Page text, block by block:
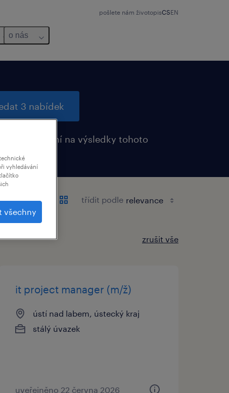
pošlete nám životopisCSEN
o nás
3 nabídek
upozornění na výsledky tohoto
třídit podle
zrušit vše
it project manager (m/ž)
ústí nad labem, ústecký kraj
stálý úvazek
uveřejněno 22 června 2026
vyhledávání
všechny